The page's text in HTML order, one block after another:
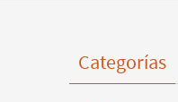
Categorías